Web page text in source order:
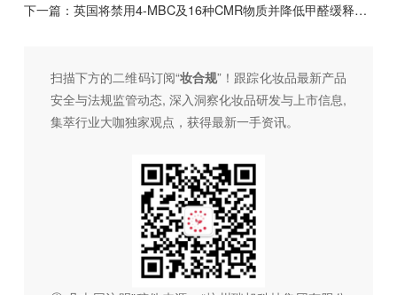
下一篇： 英国将禁用4-MBC及16种CMR物质并降低甲醛缓释体标签阈值
扫描下方的二维码订阅“妆合规”！跟踪化妆品最新产品
安全与法规监管动态, 深入洞察化妆品研发与上市信息,
集萃行业大咖独家观点，获得最新一手资讯。